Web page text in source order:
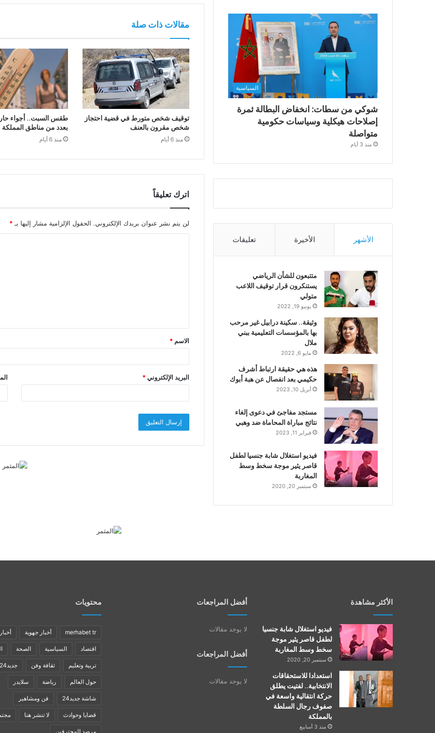
مقالات ذات صلة
توقيف شخص متورط في قضية احتجاز
شخص مقرون بالعنف
منذ 6 أيام
طقس السبت.. أجواء
بعدد من مناطق المملكة
منذ 6 أيام
اترك تعليقاً
لن يتم نشر عنوان بريدك الإلكتروني. الحقول الإلزامية مشار إليها بـ*
ق
*
الاسم *
البريد الإلكتروني*
السياسية
شوكي من سطات: انخفاض البطالة ثمرة
إصلاحات هيكلية وسياسات حكومية
متواصلة
منذ 3 أيام
الأشهر الأخيرة تعليقات
متتبعون للشأن الرياضي
يستنكرون قرار توقيف اللاعب
متولي
يونيو 19, 2022
وثيقة.. سكينة درابيل غير مرحب
بها بالمؤسسات التعليمية ببني
ملال
مايو 6, 2022
هذه هي حقيقة ارتباط أشرف
حكيمي بعد انفصال عن هبة أبوك
أبريل 10, 2023
مستجد مفاجئ في دعوى إلغاء
نتائج مباراة المحاماة ضد وهبي
فبراير 11, 2023
فيديو استغلال شابة جنسيا لطفل
قاصر يثير موجة سخط وسط
المغاربة
سبتمبر 20, 2020
الأكثر مشاهدة
فيديو استغلال شابة جنسيا
لطفل قاصر يثير موجة
سخط وسط المغاربة
سبتمبر 20, 2020
استعدادا للاستحقاقات
الانتخابية.. لفتيت يطلق
حركة انتقالية واسعة في
صفوف رجال السلطة
بالمملكة
منذ 3 أسابيع
أفضل المراجعات
لا يوجد مقالات
أفضل المراجعات
لا يوجد مقالات
محتويات
merhabet tr أخبار جهوية
اقتصاد السياسية الصحة
تربية وتعليم ثقافة وفن جديد24
حول العالم رياضة سلايدر
شاشة جديد24 فن ومشاهير
قضايا وحوادث لا تنشر هنا
مرصد المحترفين